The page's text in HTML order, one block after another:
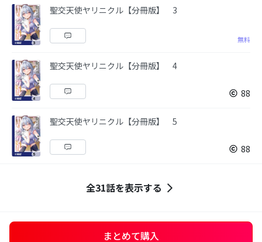
聖交天使ヤリニクル【分冊版】 3
無料
聖交天使ヤリニクル【分冊版】 4
88
聖交天使ヤリニクル【分冊版】 5
88
全31話を表示する
まとめて購入